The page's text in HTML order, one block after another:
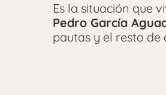
Es la situación que
Pedro García
pautas y el resto de